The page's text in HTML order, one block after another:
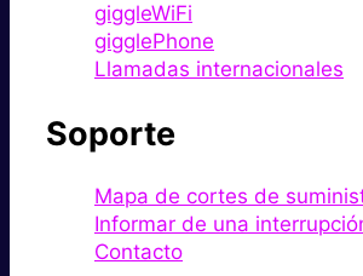
giggleWiFi
gigglePhone
Llamadas internacionales
Soporte
Mapa de cortes de
Informar de una
Contacto